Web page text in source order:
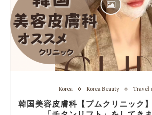
Korea Korea Beauty Travel
韓国美容皮膚科【プムクリニック